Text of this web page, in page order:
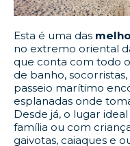
Esta é uma das
no extremo oriental
que conta com todo
de banho,
passeio marítimo
esplanadas onde
Desde já, o lugar
família ou com
gaivotas, caiaques e